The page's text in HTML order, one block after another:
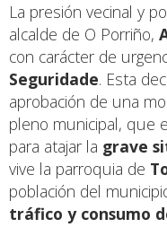
La presión vecinal y
alcalde de O Porriño,
con carácter de
Seguridade. Esta
aprobación de una
pleno municipal, que
para atajar la grave
vive la parroquia de
población del
tráfico y consumo